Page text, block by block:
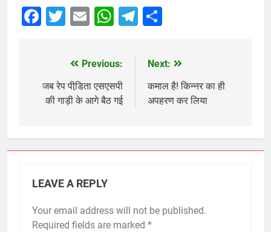
Facebook
Twitter
EmailWhatsApp
Telegram
navigation
Previous:
जब रेप पीडि़ता एसएसपी
की गाड़ी के आगे बैठ गई
Next:
कमाल है! किन्नर का ही
अपहरण कर लिया
LEAVE A REPLY
Your email address will not be published.
Required fields are marked *